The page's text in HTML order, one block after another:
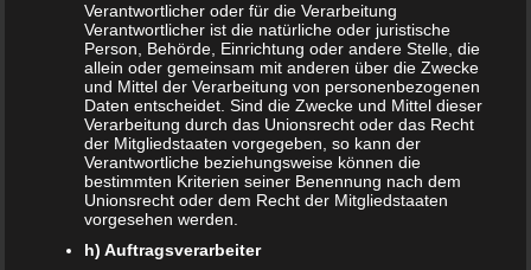
Trinken von Malzbier für Schwangere sogar gut. Denn
Schwangere haben einen erhöhten Energie- und
Nährstoffbedarf. Schließlich muss das ungeborene Kind
mitversorgt werden. Da kommt ein wertvoller
Energielieferant wie das Malzbier gerade recht. Zumal die
im Malzbier enthaltenen Eiweiße wertvolle Aminosäuren
enthalten. Außerdem weißt Malzbier Magnesium, Kalzium
und Kalium auf. Deshalb kann sich das regelmäßige
Trinken von Malzbier durchaus positiv auswirken.
Übertreiben solltest du es allerdings nicht. Immerhin
Verantwortlicher oder für die Verarbeitung
Verantwortlicher ist die natürliche oder juristische
Person, Behörde, Einrichtung oder andere Stelle, die
allein oder gemeinsam mit anderen über die Zwecke
und Mittel der Verarbeitung von personenbezogenen
Daten entscheidet. Sind die Zwecke und Mittel dieser
Verarbeitung durch das Unionsrecht oder das Recht
der Mitgliedstaaten vorgegeben, so kann der
Verantwortliche beziehungsweise können die
bestimmten Kriterien seiner Benennung nach dem
Unionsrecht oder dem Recht der Mitgliedstaaten
vorgesehen werden.
h) Auftragsverarbeiter